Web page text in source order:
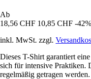
Ab
18,56 CHF 10,85 CHF -42%
inkl. MwSt. zzgl.
Dieses T-Shirt garantiert
sich für intensive Praktiken.
regelmäßig getragen werden.